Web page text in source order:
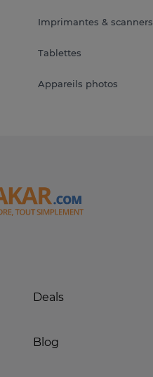
Imprimantes & scanners
Tablettes
Appareils photos
Deals
Blog